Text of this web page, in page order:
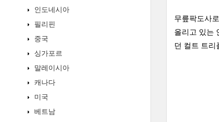
인도네시아
필리핀
중국
싱가포르
말레이시아
캐나다
미국
베트남
무릎팍도사
올리고 있는
던 컬트 트리